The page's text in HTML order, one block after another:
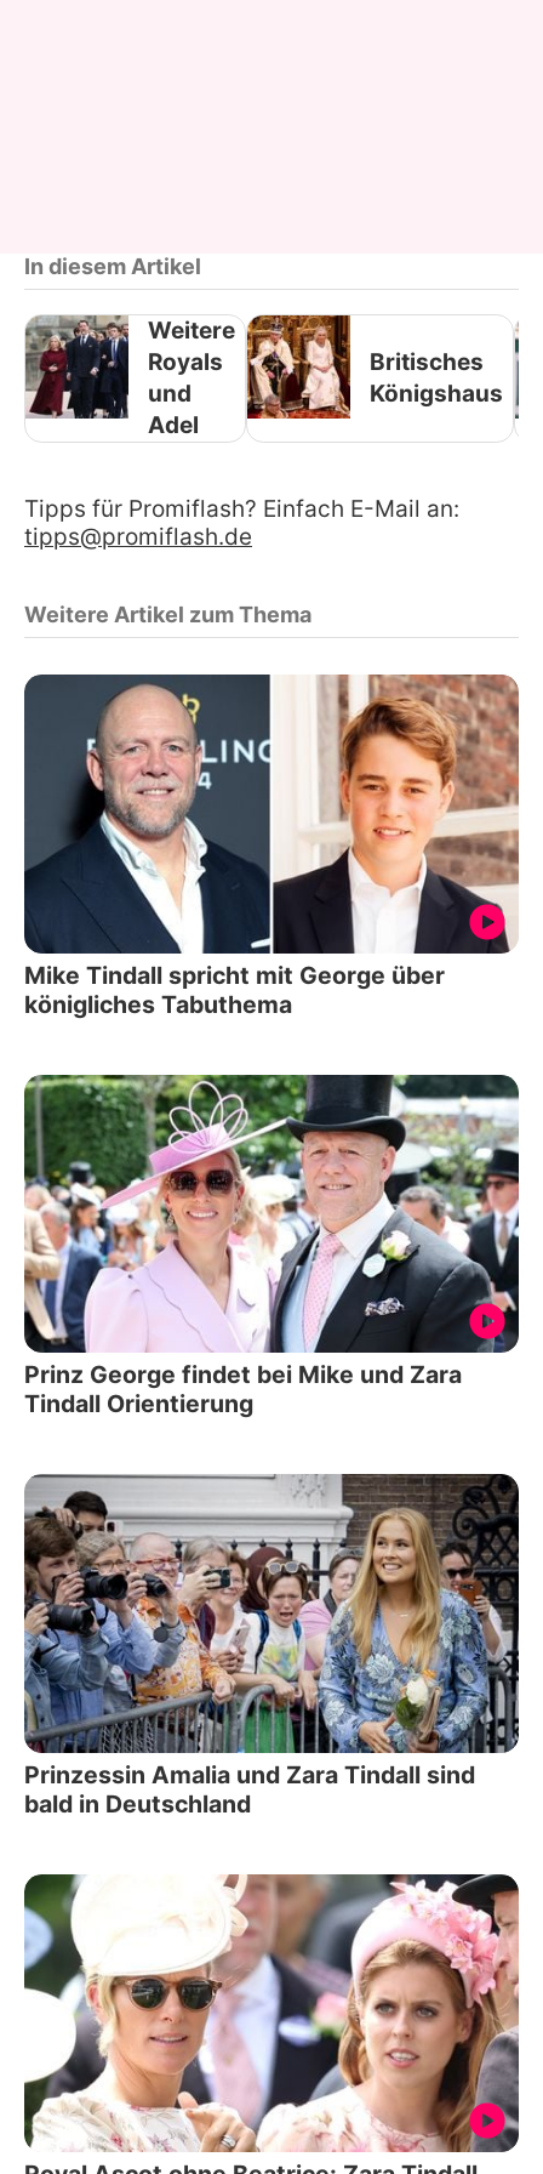
In diesem Artikel
Weitere
Royals
und
Adel
Britisches
Königshaus
Tipps für Promiflash? Einfach E-Mail an:
tipps@promiflash.de
Weitere Artikel zum Thema
Mike Tindall spricht mit George über
königliches Tabuthema
Prinz George findet bei Mike und Zara
Tindall Orientierung
Prinzessin Amalia und Zara Tindall sind
bald in Deutschland